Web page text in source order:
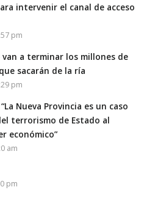
intervenir el canal de acceso
pm
a terminar los millones de
sacarán de la ría
pm
Nueva Provincia es un caso
terrorismo de Estado al
económico”
am
pm